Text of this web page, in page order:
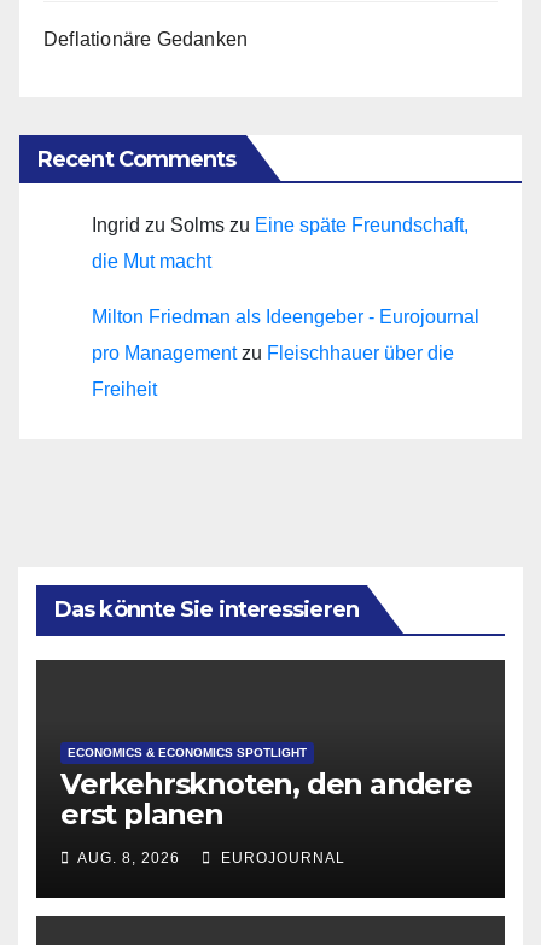
Deflationäre Gedanken
Recent Comments
Ingrid zu Solms zu Eine späte Freundschaft,
die Mut macht
Milton Friedman als Ideengeber - Eurojournal
pro Managementzu Fleischhauer über die
Freiheit
Das könnte Sie interessieren
ECONOMICS & ECONOMICS SPOTLIGHT
Verkehrsknoten, den andere
erst planen
AUG. 8, 2026 EUROJOURNAL